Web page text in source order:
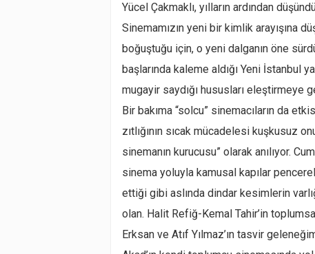
Yücel Çakmaklı, yılların ardından
Sinemamızın yeni bir kimlik arayışına
boğuştuğu için, o yeni dalganın öne
başlarında kaleme aldığı Yeni İstanbul
mugayir saydığı hususları eleştirmeye
Bir bakıma “solcu” sinemacıların da
zıtlığının sıcak mücadelesi kuşkusuz
sinemanın kurucusu” olarak anılıyor.
sinema yoluyla kamusal kapılar
ettiği gibi aslında dindar kesimlerin
olan. Halit Refiğ-Kemal Tahir’in
Erksan ve Atıf Yılmaz’ın tasvir